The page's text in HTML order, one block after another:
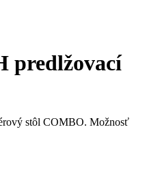
predlžovací
stôl COMBO. Možnosť